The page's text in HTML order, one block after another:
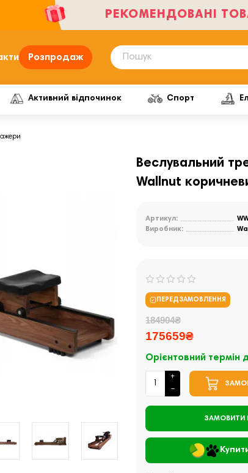
РЕКОМЕНДОВАНІ
Розпродаж
Активний відпочинок Спорт
Веслувальний
Wallnut
Артикул:
Виробник:
ПЕРЕДЗАМОВЛЕННЯ
184904₴
175659₴
Орієнтовний термін
ЗАМОВИТИ